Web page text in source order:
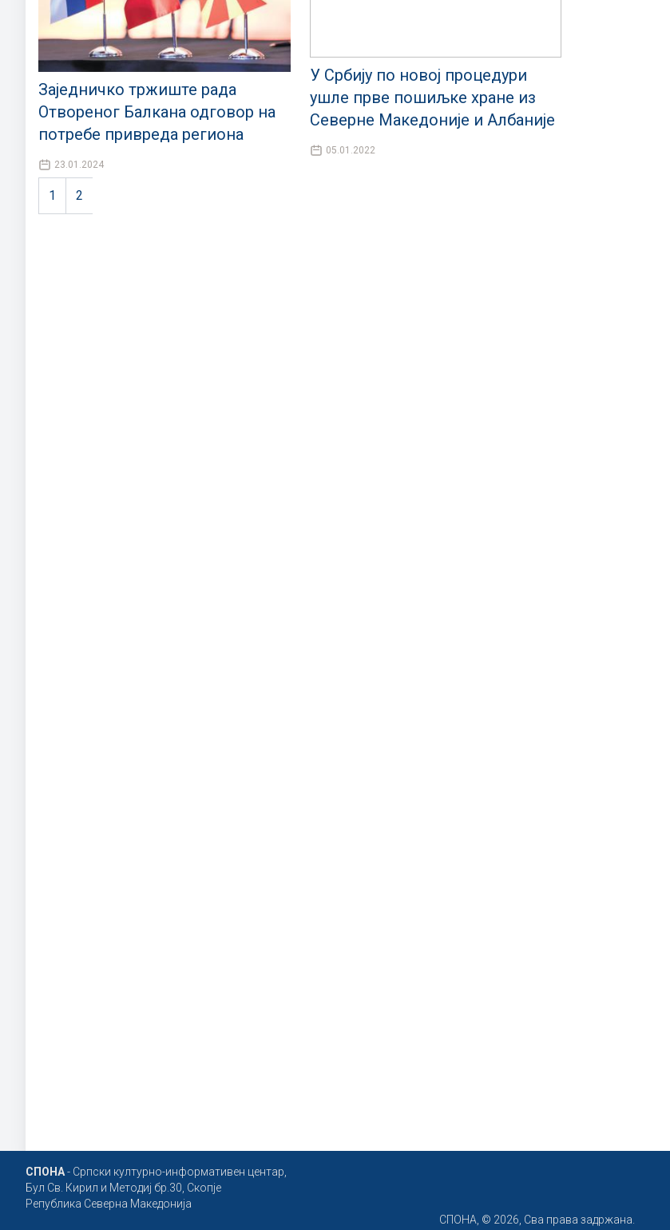
Заједничко тржиште рада
Отвореног Балкана одговор на
потребе привреда региона
23.01.2024
У Србију по новој процедури
ушле прве пошиљке хране из
Северне Македоније и Албаније
05.01.2022
1 2
СПОНА- Српски културно-информативен центар,
Бул Св. Кирил и Методиј бр.30, Скопје
Република Северна Македонија
СПОНА, © 2026, Сва права задржана.